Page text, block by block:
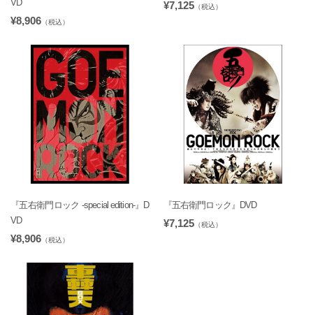
VD
¥8,906 （税込）
¥7,125 （税込）
『五右衛門ロック -special edition-』D
VD
¥8,906 （税込）
『五右衛門ロック』DVD
¥7,125 （税込）